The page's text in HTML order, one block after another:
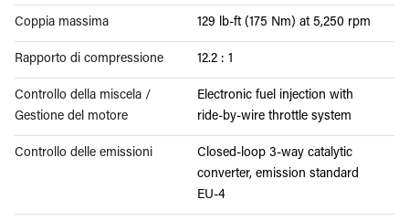
Coppia massima 129 lb-ft (175 Nm) at 5,250 rpm
Rapporto di compressione 12.2 : 1
Controllo della miscela /
Gestione del motore
Electronic fuel injection with
ride-by-wire throttle system
Controllo delle emissioni
Closed-loop 3-way catalytic
converter, emission standard
EU-4